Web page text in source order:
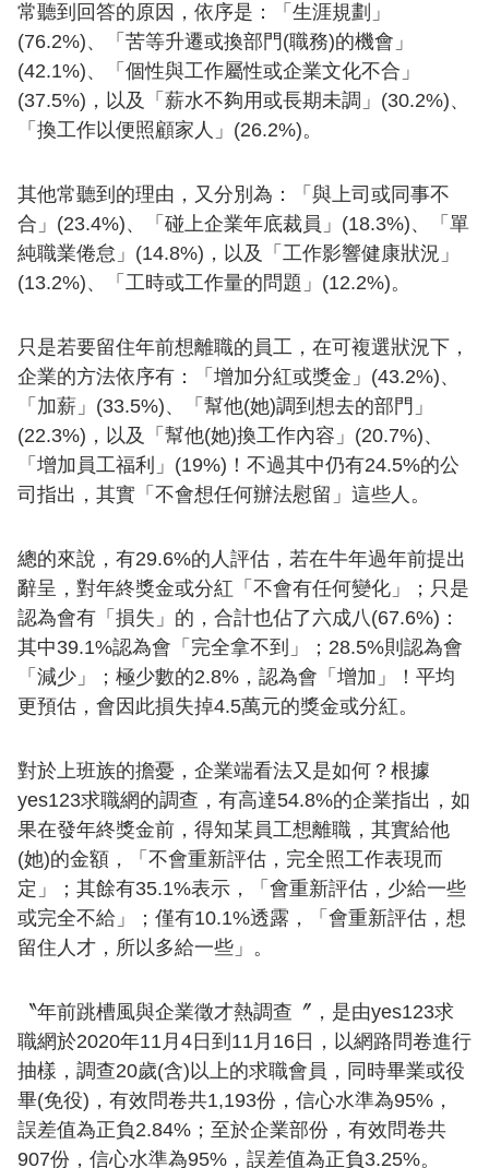
常聽到回答的原因，依序是：「生涯規劃」
(76.2%)、「苦等升遷或換部門(職務)的機會」
(42.1%)、「個性與工作屬性或企業文化不合」
(37.5%)，以及「薪水不夠用或長期未調」(30.2%)、
「換工作以便照顧家人」(26.2%)。
其他常聽到的理由，又分別為：「與上司或同事不
合」(23.4%)、「碰上企業年底裁員」(18.3%)、「單
純職業倦怠」(14.8%)，以及「工作影響健康狀況」
(13.2%)、「工時或工作量的問題」(12.2%)。
只是若要留住年前想離職的員工，在可複選狀況下，
企業的方法依序有：「增加分紅或獎金」(43.2%)、
「加薪」(33.5%)、「幫他(她)調到想去的部門」
(22.3%)，以及「幫他(她)換工作內容」(20.7%)、
「增加員工福利」(19%)！不過其中仍有24.5%的公
司指出，其實「不會想任何辦法慰留」這些人。
總的來說，有29.6%的人評估，若在牛年過年前提出
辭呈，對年終獎金或分紅「不會有任何變化」；只是
認為會有「損失」的，合計也佔了六成八(67.6%)：
其中39.1%認為會「完全拿不到」；28.5%則認為會
「減少」；極少數的2.8%，認為會「增加」！平均
更預估，會因此損失掉4.5萬元的獎金或分紅。
對於上班族的擔憂，企業端看法又是如何？根據
yes123求職網的調查，有高達54.8%的企業指出，如
果在發年終獎金前，得知某員工想離職，其實給他
(她)的金額，「不會重新評估，完全照工作表現而
定」；其餘有35.1%表示，「會重新評估，少給一些
或完全不給」；僅有10.1%透露，「會重新評估，想
留住人才，所以多給一些」。
〝年前跳槽風與企業徵才熱調查〞，是由yes123求
職網於2020年11月4日到11月16日，以網路問卷進行
抽樣，調查20歲(含)以上的求職會員，同時畢業或役
畢(免役)，有效問卷共1,193份，信心水準為95%，
誤差值為正負2.84%；至於企業部份，有效問卷共
907份，信心水準為95%，誤差值為正負3.25%。